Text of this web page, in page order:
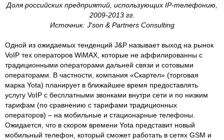
Доля российских предприятий, использующих IP-телефонию,
2009-2013 гг.
Источник: J'son & Partners Consulting
Одной из ожидаемых тенденций J&P называет выход на рынок
VoIP тех операторов WiMAX, которые не аффилированны с
традиционными операторами дальней связи и сотовыми
операторами. В частности, компания «Скартел» (торговая
марка Yota) планирует в ближайшее время предоставлять
услугу VoIP с бесплатными звонками внутри сети и по низким
тарифам (по сравнению с тарифами традиционных
операторов) – на мобильные и стационарные телефоны.
Ожидается, что в скором времени Yota представит новый
мобильный телефон, который сможет работать в сетях GSM и